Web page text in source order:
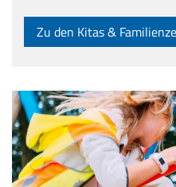
Zu den Kitas &